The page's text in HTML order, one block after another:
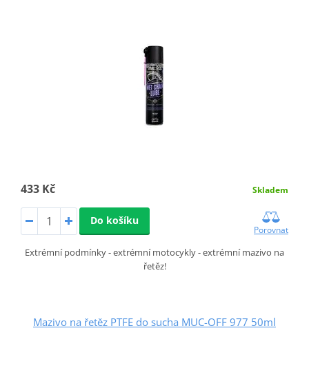
433 Kč Skladem
Do košíku
Porovnat
Extrémní podmínky - extrémní motocykly - extrémní mazivo na
řetěz!
Mazivo na řetěz PTFE do sucha MUC-OFF 977 50ml